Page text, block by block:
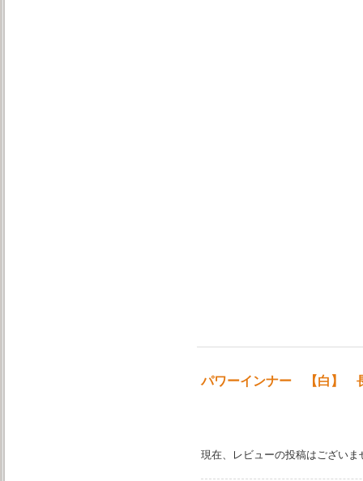
パワーインナー 【白】
現在、レビューの投稿はございま